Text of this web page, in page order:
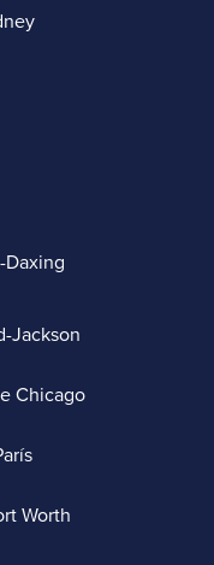
Jackson
Chicago
Worth